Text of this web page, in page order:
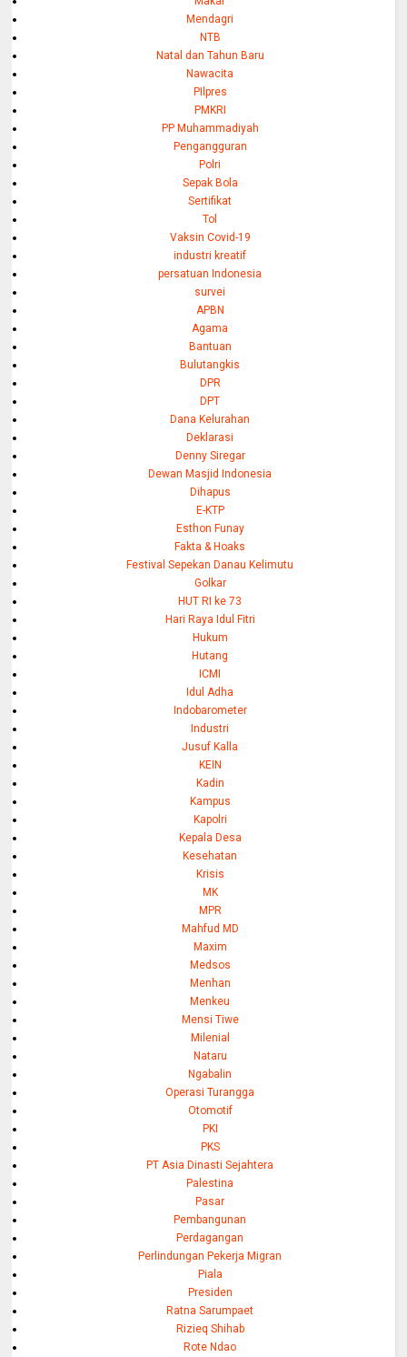
Mendagri
NTB
Natal dan Tahun Baru
Nawacita
PIlpres
PMKRI
PP Muhammadiyah
Pengangguran
Polri
Sepak Bola
Sertifikat
Tol
Vaksin Covid-19
industri kreatif
persatuan Indonesia
survei
APBN
Agama
Bantuan
Bulutangkis
DPR
DPT
Dana Kelurahan
Deklarasi
Denny Siregar
Dewan Masjid Indonesia
Dihapus
E-KTP
Esthon Funay
Fakta & Hoaks
Festival Sepekan Danau Kelimutu
Golkar
HUT RI ke 73
Hari Raya Idul Fitri
Hukum
Hutang
ICMI
Idul Adha
Indobarometer
Industri
Jusuf Kalla
KEIN
Kadin
Kampus
Kapolri
Kepala Desa
Kesehatan
Krisis
MK
MPR
Mahfud MD
Maxim
Medsos
Menhan
Menkeu
Mensi Tiwe
Milenial
Nataru
Ngabalin
Operasi Turangga
Otomotif
PKI
PKS
PT Asia Dinasti Sejahtera
Palestina
Pasar
Pembangunan
Perdagangan
Perlindungan Pekerja Migran
Piala
Presiden
Ratna Sarumpaet
Rizieq Shihab
Rote Ndao